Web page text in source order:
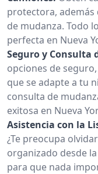
protectora, además
de mudanza. Todo
perfecta en Nueva
Seguro y Consulta
opciones de
que se adapte a tu
consulta de
exitosa en Nueva
Asistencia con la
¿Te preocupa
organizado desde
para que nada